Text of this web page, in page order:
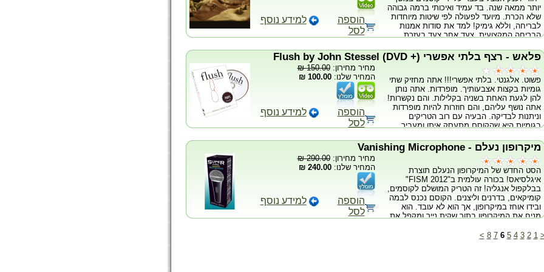
יותר ממאה שנה. בד עמיד ואיכותי ברמה גבוהה
שלא הכרת. מיועד לפעולה לפי שיטות מיוחדות
לבריחה, וללא גימיק! למד את סודות אמנות
הבריחה המקצועית, צעד אחר צעד בעזרת
המשתמש מקבל את כל הסיכונים והאחריות
כתוצאה משימוש במוצר זה.
הוספה
לסל
למידע נוסף
פלאש - רצף בלתי אפשרי (+ Flush by John Stessel (DVD
פשוט. אלגנטי. בלתי אפשרי!!! אתה מחזיק שתי
גומיות בקצות אצבעותיך. מופרדות. אתה נותן
להן לגעת האחת בשניה בקלילות. והם נקשרות!
אתה נושף עליהם, והם חוזרות להיות מופרדות
וניתנות לבדיקה. הבעיה עם רוב הטריקים
בגומיות היא שהקוסם מתעסק איתן ומעביר
הקהל ולקסם להראות - רע. עם פלאש, אתה לא
מתעסק איתן יותר. שתי הגומיות מוצגות,
מופרדות לחלוטין. ותוך שניה מתחברות כמאין
פלא! שיטה חדשה וייחודית לקשירת גומיות, קלה
ללמידה ולשליטה! כולל DVD, בתוספת כל
האביזרים הדרושים לקסם!
מחיר מחירון:150.00 ₪
המחיר שלנו:100.00 ₪
הוספה
לסל
למידע נוסף
מיקרופון נעלם - Vanishing Microphone
הסט החדש של המיקרופון הנעלם תוצרת
איגלסיאס! בכורה עולמית ב"FISM 2012"
בבלקפול אנגליה! זה הטריק המושלם לקוסמים,
קומיקאים, בדרנים וליצנים. הקוסם נכנס לבמה
ובידו אוחז במיקרופון, אך הוא לא עובד. הוא
מניח את המיקרופון בתוך שקית נייר ומקפל את
והקוסם זורק את השקית! - הצג את המיקרופון
מחיר מחירון:290.00 ₪
המחיר שלנו:240.00 ₪
הוספה
לסל
למידע נוסף
1
2
3
4
5
6
7
8
>